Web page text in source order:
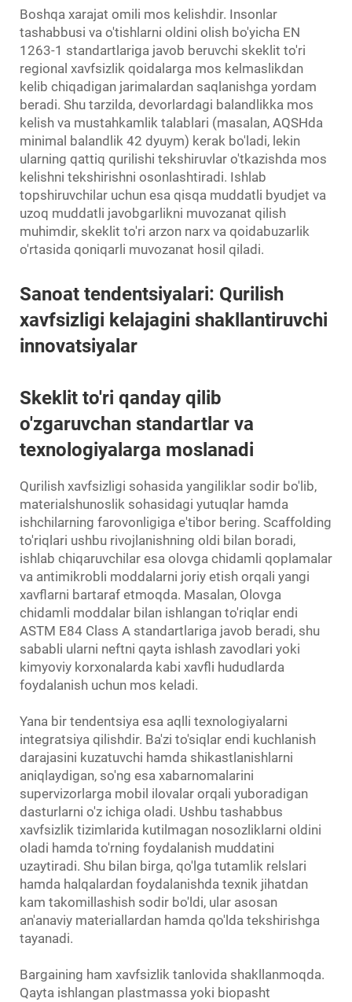
Boshqa xarajat omili mos kelishdir. Insonlar
tashabbusi va o'tishlarni oldini olish bo'yicha EN
1263-1 standartlariga javob beruvchi skeklit to'ri
regional xavfsizlik qoidalarga mos kelmaslikdan
kelib chiqadigan jarimalardan saqlanishga yordam
beradi. Shu tarzilda, devorlardagi balandlikka mos
kelish va mustahkamlik talablari (masalan, AQSHda
minimal balandlik 42 dyuym) kerak bo'ladi, lekin
ularning qattiq qurilishi tekshiruvlar o'tkazishda mos
kelishni tekshirishni osonlashtiradi. Ishlab
topshiruvchilar uchun esa qisqa muddatli byudjet va
uzoq muddatli javobgarlikni muvozanat qilish
muhimdir, skeklit to'ri arzon narx va qoidabuzarlik
o'rtasida qoniqarli muvozanat hosil qiladi.
Sanoat tendentsiyalari: Qurilish
xavfsizligi kelajagini shakllantiruvchi
innovatsiyalar
Skeklit to'ri qanday qilib
o'zgaruvchan standartlar va
texnologiyalarga moslanadi
Qurilish xavfsizligi sohasida yangiliklar sodir bo'lib,
materialshunoslik sohasidagi yutuqlar hamda
ishchilarning farovonligiga e'tibor bering. Scaffolding
to'riqlari ushbu rivojlanishning oldi bilan boradi,
ishlab chiqaruvchilar esa olovga chidamli qoplamalar
va antimikrobli moddalarni joriy etish orqali yangi
xavflarni bartaraf etmoqda. Masalan, Olovga
chidamli moddalar bilan ishlangan to'riqlar endi
ASTM E84 Class A standartlariga javob beradi, shu
sababli ularni neftni qayta ishlash zavodlari yoki
kimyoviy korxonalarda kabi xavfli hududlarda
foydalanish uchun mos keladi.
Yana bir tendentsiya esa aqlli texnologiyalarni
integratsiya qilishdir. Ba'zi to'siqlar endi kuchlanish
darajasini kuzatuvchi hamda shikastlanishlarni
aniqlaydigan, so'ng esa xabarnomalarini
supervizorlarga mobil ilovalar orqali yuboradigan
dasturlarni o'z ichiga oladi. Ushbu tashabbus
xavfsizlik tizimlarida kutilmagan nosozliklarni oldini
oladi hamda to'rning foydalanish muddatini
uzaytiradi. Shu bilan birga, qo'lga tutamlik relslari
hamda halqalardan foydalanishda texnik jihatdan
kam takomillashish sodir bo'ldi, ular asosan
an'anaviy materiallardan hamda qo'lda tekshirishga
tayanadi.
Bargaining ham xavfsizlik tanlovida shakllanmoqda.
Qayta ishlangan plastmassa yoki biopasht